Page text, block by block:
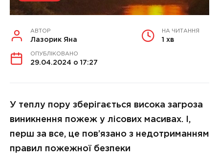
АВТОР
Лазорик Яна
НА ЧИТАННЯ
1 хв
ОПУБЛІКОВАНО
29.04.2024 о 17:27
У теплу пору зберігається висока загроза
виникнення пожеж у лісових масивах. І,
перш за все, це пов’язано з недотриманням
правил пожежної безпеки